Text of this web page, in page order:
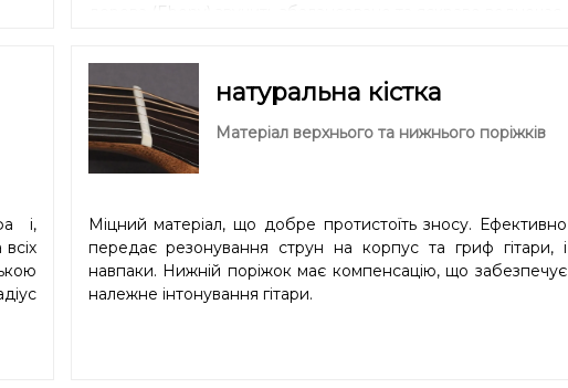
і,
натуральна кістка
Матеріал верхнього та нижнього поріжків
Міцний матеріал, що добре протистоїть зносу. Ефективно
передає резонування струн на корпус та гриф гітари, і
навпаки. Нижній поріжок має компенсацію, що забезпечує
належне інтонування гітари.